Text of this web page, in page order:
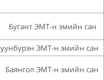
Бугант ЭМТ-н эмийн сан
ЭМТ-н эмийн сан
Баянгол ЭМТ-н эмийн сан